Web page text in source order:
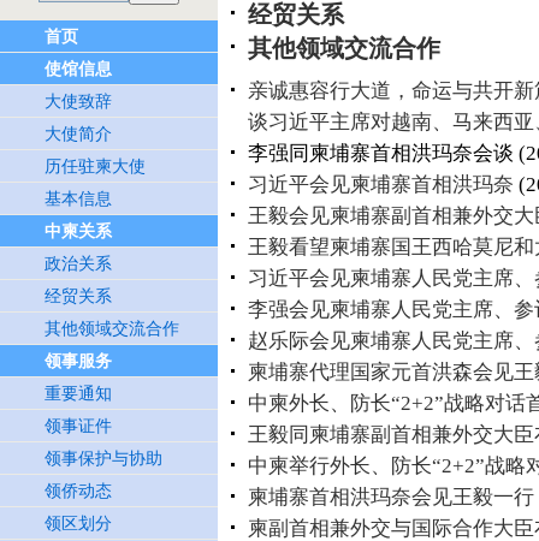
首页
使馆信息
大使致辞
大使简介
历任驻柬大使
基本信息
中柬关系
政治关系
经贸关系
其他领域交流合作
领事服务
重要通知
领事证件
领事保护与协助
领侨动态
领区划分
经贸关系
其他领域交流合作
亲诚惠容行大道，命运与共开
谈习近平主席对越南、马来西
李强同柬埔寨首相洪玛奈会谈
习近平会见柬埔寨首相洪玛奈
王毅会见柬埔寨副首相兼外交
王毅看望柬埔寨国王西哈莫尼
习近平会见柬埔寨人民党主席
李强会见柬埔寨人民党主席、
赵乐际会见柬埔寨人民党主席
柬埔寨代理国家元首洪森会见王
中柬外长、防长“2+2”战略对话
王毅同柬埔寨副首相兼外交大
中柬举行外长、防长“2+2”战略
柬埔寨首相洪玛奈会见王毅一行
柬副首相兼外交与国际合作大